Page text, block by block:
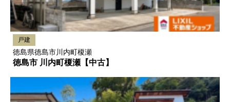
戸建
徳島県徳島市川内町榎瀬
徳島市 川内町榎瀬【中古】